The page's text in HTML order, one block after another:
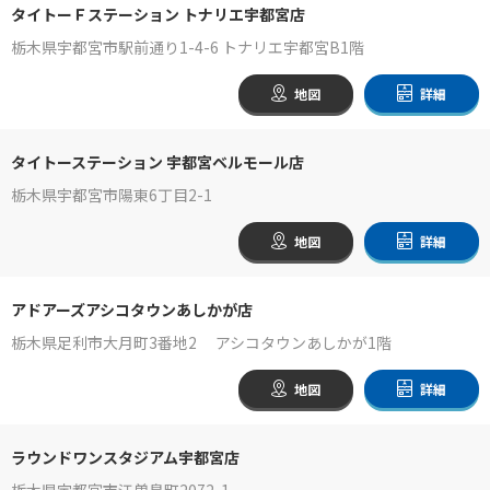
タイトーＦステーション トナリエ宇都宮店
栃木県宇都宮市駅前通り1-4-6 トナリエ宇都宮B1階
地図 詳細
タイトーステーション 宇都宮ベルモール店
栃木県宇都宮市陽東6丁目2-1
地図 詳細
アドアーズアシコタウンあしかが店
栃木県足利市大月町3番地2 アシコタウンあしかが1階
地図 詳細
ラウンドワンスタジアム宇都宮店